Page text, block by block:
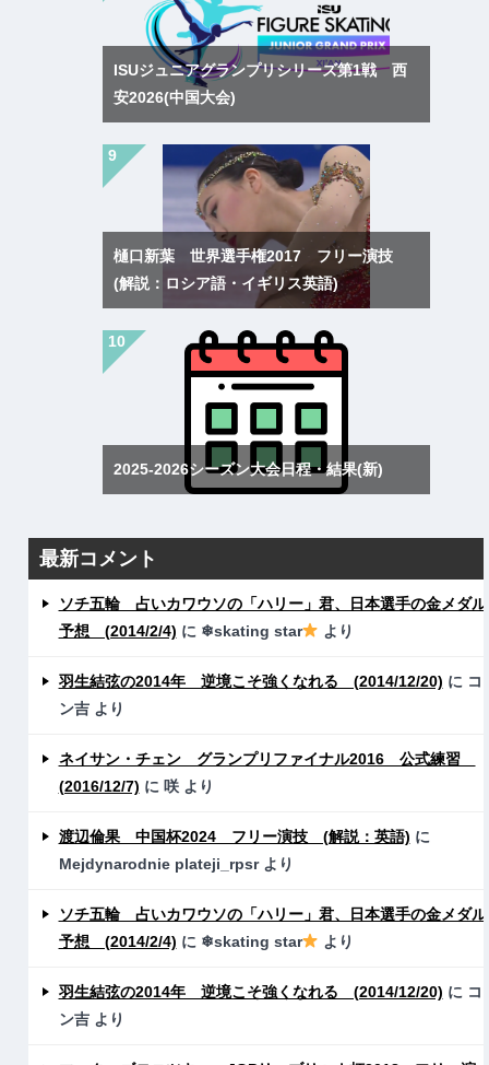
ISUジュニアグランプリシリーズ第1戦 西
安2026(中国大会)
樋口新葉 世界選手権2017 フリー演技
(解説：ロシア語・イギリス英語)
2025-2026シーズン大会日程・結果(新)
最新コメント
ソチ五輪 占いカワウソの「ハリー」君、日本選手の金メダル
予想 (2014/2/4) に ❄skating star より
羽生結弦の2014年 逆境こそ強くなれる (2014/12/20) に コ
ン吉より
ネイサン・チェン グランプリファイナル2016 公式練習
(2016/12/7) に 咲より
渡辺倫果 中国杯2024 フリー演技 (解説：英語) に
Mejdynarodnie plateji_rpsrより
ソチ五輪 占いカワウソの「ハリー」君、日本選手の金メダル
予想 (2014/2/4) に ❄skating star より
羽生結弦の2014年 逆境こそ強くなれる (2014/12/20) に コ
ン吉より